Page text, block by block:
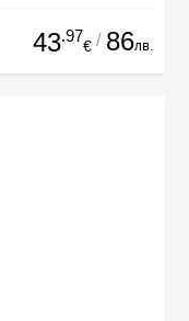
43.97
€ / 86лв.